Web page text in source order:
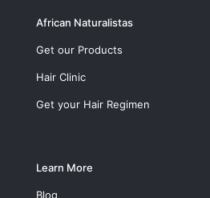
African Naturalistas
Get our Products
Hair Clinic
Get your Hair Regimen
Learn More
Blog